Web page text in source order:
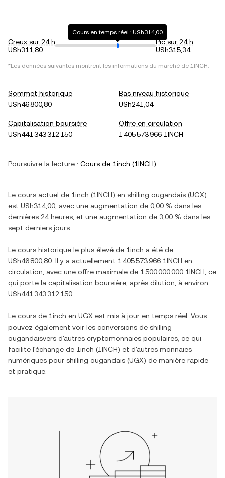
Creux sur 24 h
USh311,80
Cours en temps réel : USh314,00
Pic sur 24 h
USh315,34
*Les données suivantes montrent les informations du marché de 1INCH.
Sommet historique
USh46 800,80
Bas niveau historique
USh241,04
Capitalisation boursière
USh441 343 312 150
Offre en circulation
1 405 573 966 1INCH
Poursuivre la lecture : Cours de 1inch (1INCH)
Le cours actuel de 1inch (1INCH) en shilling ougandais (UGX)
est USh314,00 , avec une augmentation de 0,00 % dans les
dernières 24 heures, et une augmentation de 3,00 % dans les
sept derniers jours.
Le cours historique le plus élevé de 1inch a été de
USh46 800,80 . Il y a actuellement 1 405 573 966 1INCH en
circulation, avec une offre maximale de 1 500 000 000 1INCH , ce
qui porte la capitalisation boursière, après dilution, à environ
USh441 343 312 150
Le cours de 1inch en UGX est mis à jour en temps réel. Vous
pouvez également voir les conversions de shilling
ougandaisvers d'autres cryptomonnaies populaires, ce qui
facilite l'échange de 1inch (1INCH) et d'autres monnaies
numériques pour shilling ougandais (UGX) de manière rapide
et pratique.